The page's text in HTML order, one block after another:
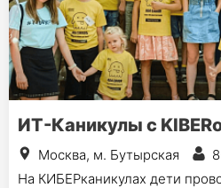
ИТ-Каникулы с
Москва, м. Бутырская
На КИБЕРканикулах дети